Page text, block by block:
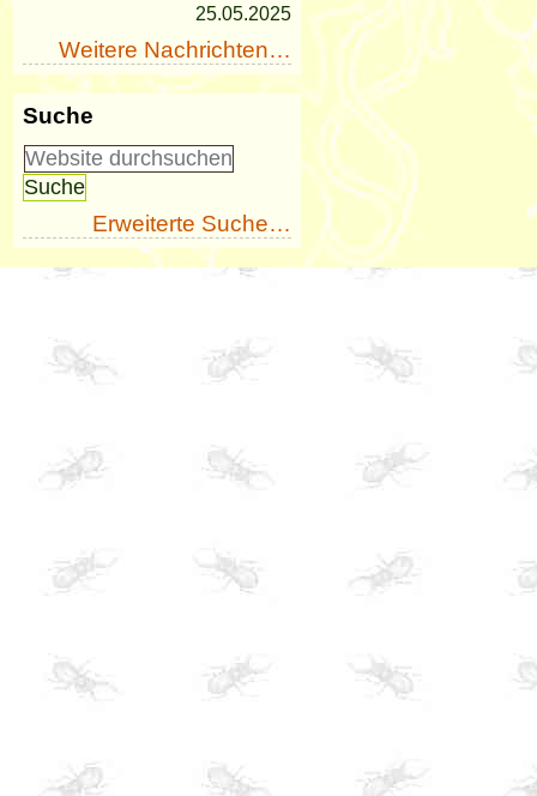
25.05.2025
Weitere Nachrichten…
Suche
Erweiterte Suche…